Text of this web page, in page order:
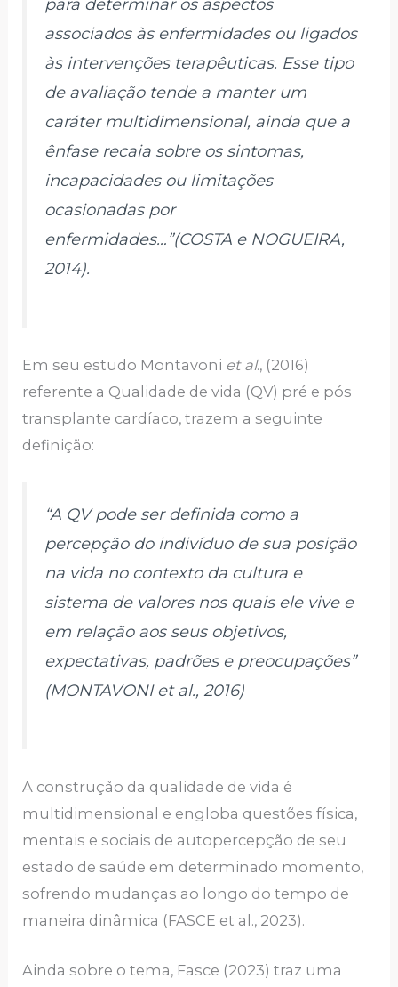
para determinar os aspectos
associados às enfermidades ou ligados
às intervenções terapêuticas. Esse tipo
de avaliação tende a manter um
caráter multidimensional, ainda que a
ênfase recaia sobre os sintomas,
incapacidades ou limitações
ocasionadas por
enfermidades…”(COSTA e NOGUEIRA,
2014).
Em seu estudo Montavoni et al., (2016)
referente a Qualidade de vida (QV) pré e pós
transplante cardíaco, trazem a seguinte
definição:
“A QV pode ser definida como a
percepção do indivíduo de sua posição
na vida no contexto da cultura e
sistema de valores nos quais ele vive e
em relação aos seus objetivos,
expectativas, padrões e preocupações”
(MONTAVONI et al., 2016)
A construção da qualidade de vida é
multidimensional e engloba questões física,
mentais e sociais de autopercepção de seu
estado de saúde em determinado momento,
sofrendo mudanças ao longo do tempo de
maneira dinâmica (FASCE et al., 2023).
Ainda sobre o tema, Fasce (2023) traz uma